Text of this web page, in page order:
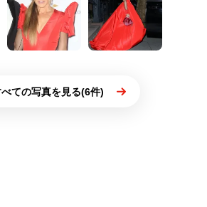
ての写真を見る(6件)